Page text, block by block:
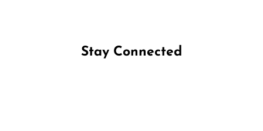
Stay Connected